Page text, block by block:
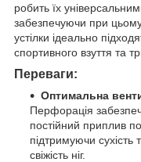
робить їх
забезпечуючи при цьому
устілки ідеально
спортивного взуття та
Переваги:
Оптимальна
Перфорація
постійний приплив
підтримуючи сухість
свіжість ніг.